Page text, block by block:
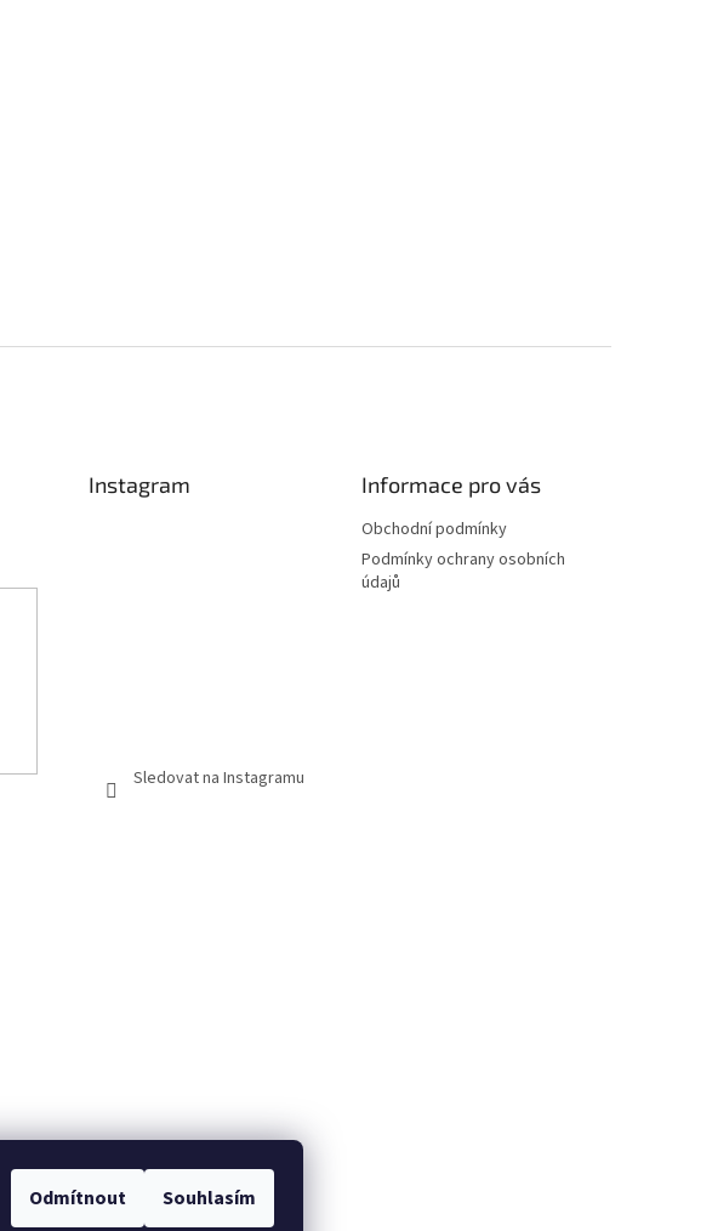
Odmítnout Souhlasím
Instagram
Sledovat na Instagramu
Informace pro vás
Obchodní podmínky
Podmínky ochrany osobních
údajů